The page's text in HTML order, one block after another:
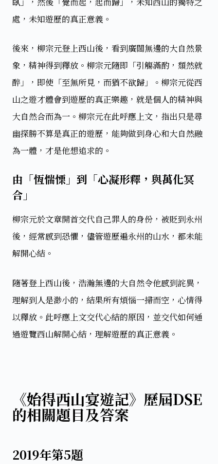
處，未知遊歷的真正意義。
後來，柳宗元登上西山後，看到廣闊無邊的大自然景
象，精神得到釋放。柳宗元隨即「引觴滿酌，頹然就
醉」，即使「至無所見，而猶不欲歸」。柳宗元從西
山之遊才體會到遊歷的真正樂趣，就是個人的精神與
大自然合而為一。柳宗元在此呼應上文，指出只是尋
幽探勝不算是真正的遊歷，能夠做到身心和大自然融
為一體，才是他想追求的。
由「恆惴慄」到「心凝形釋，與萬化冥
合」
柳宗元於文章開首交代自己罪人的身份，被貶到永州
後，經常感到恐懼，儘管遊歷遍永州的山水，都未能
解開心結。
隨著登上西山後，浩瀚無邊的大自然令他感到詫異，
理解到人是渺小的，結果所有煩惱一掃而空，心情得
以釋放。此呼應上文交代心結的原因，並交代如何通
過遊覽西山解開心結，理解遊歷的真正意義。
《始得西山宴遊記》歷屆DSE
的相關題目及答案
2019年第5題